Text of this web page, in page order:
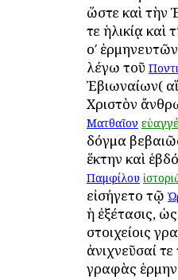
ὥστε καὶ τὴν
τε ἡλικίᾳ καὶ
οʹ
λέγω τοῦ
Ἐβιωναίων(
Χριστὸν
Ματθαῖον
δόγμα
ἕκτην καὶ
Παμφίλου
εἰσήγετο τῷ
ἡ ἐξέτασις,
στοιχείοις
ἀνιχνεῦσαί
γραφὰς